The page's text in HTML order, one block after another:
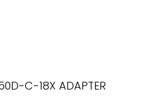
C-18X ADAPTER